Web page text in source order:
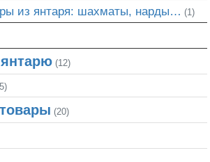
из янтаря: шахматы, нарды… (1)
(12)
(20)